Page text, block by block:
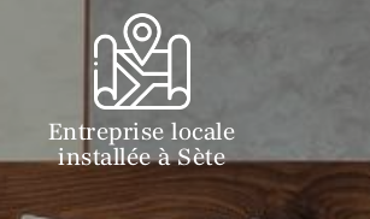
Entreprise locale
installée à Sète